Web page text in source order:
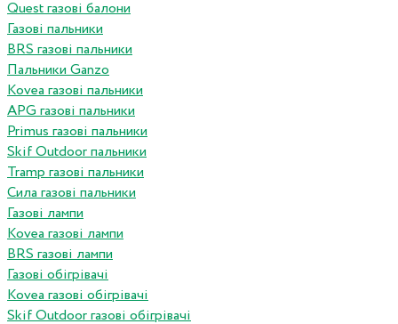
Quest газові балони
Газові пальники
BRS газові пальники
Пальники Ganzo
Kovea газові пальники
APG газові пальники
Primus газові пальники
Skif Outdoor пальники
Tramp газові пальники
Сила газові пальники
Газові лампи
Kovea газові лампи
BRS газові лампи
Газові обігрівачі
Kovea газові обігрівачі
Skif Outdoor газові обігрівачі